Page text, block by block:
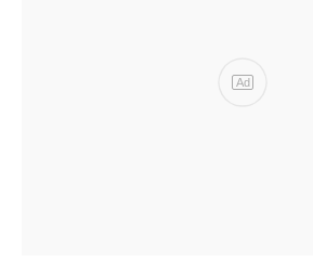
Ad